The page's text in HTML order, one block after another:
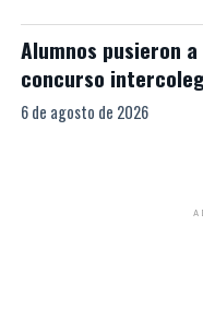
Alumnos pusieron
concurso
6 de agosto de 2026